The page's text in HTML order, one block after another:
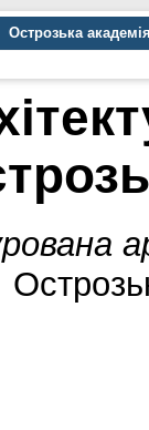
Острозька